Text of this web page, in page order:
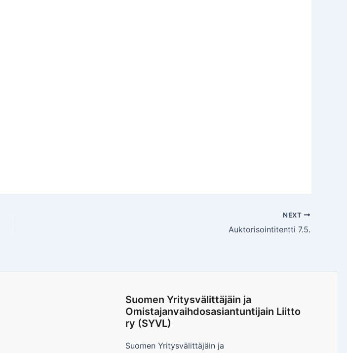
NEXT
Auktorisointitentti 7.5.
Suomen Yritysvälittäjäin ja
Omistajanvaihdosasiantuntijain Liitto
ry (SYVL)
Suomen Yritysvälittäjäin ja